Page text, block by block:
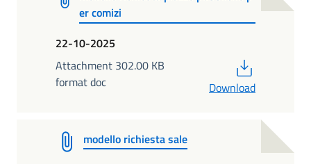
er comizi
22-10-2025
Attachment 302.00 KB
format doc
Download
modello richiesta sale